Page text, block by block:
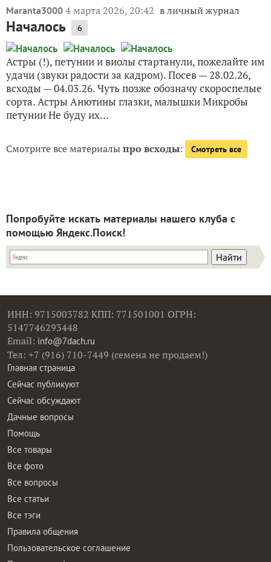
Maranta3000 4 марта 2026, 20:42 в личный журнал
Началось 6
Астры (!), петунии и виолы стартанули, пожелайте им
удачи (звуки радости за кадром). Посев — 28.02.26,
всходы — 04.03.26. Чуть позже обозначу скороспелые
сорта. Астры Анютины глазки, малышки Микробы
петунии Не буду их...
Смотрите все материалыпро всходы: Смотреть все
Попробуйте искать материалы нашего клуба с
помощью Яндекс.Поиск!
ИНН: 9715003782 КПП: 771501001 ОГРН:
5147746293448
Email: info@7dach.ru
Тел: +7 (916) 710-7449 (семена не продаем!)
Главная страница
Сейчас публикуют
Сейчас обсуждают
Дачные вопросы
Помощь
Все товары
Все фото
Все вопросы
Все статьи
Все тэги
Правила общения
Пользовательское соглашение